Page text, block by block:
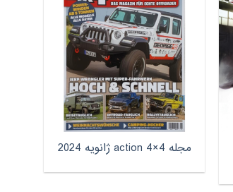
مجله 4×4 action ژانویه 2024